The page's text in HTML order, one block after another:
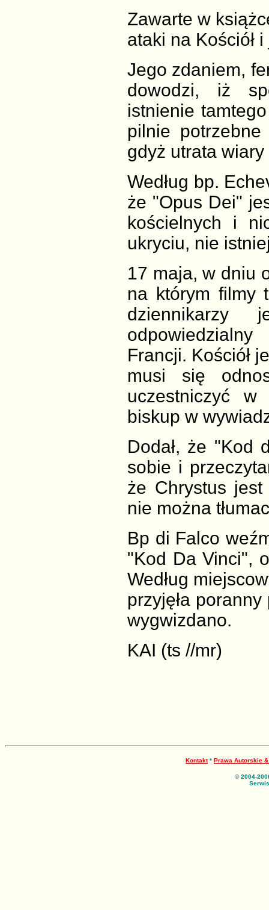
Zawarte w
ataki na Kościół
Jego zdaniem,
dowodzi, iż
istnienie
pilnie
gdyż utrata
Według bp.
że "Opus Dei"
kościelnych i
ukryciu, nie
17 maja, w dniu
na którym filmy
Francji. Kościół
musi się
uczestniczyć
biskup w
Dodał, że "Kod
sobie i
że Chrystus
nie można
Bp di Falco
"Kod Da Vinci",
Według
przyjęła
wygwizdano.
KAI (ts //mr)
Kontakt* Prawa Autorskie &
© 2004-